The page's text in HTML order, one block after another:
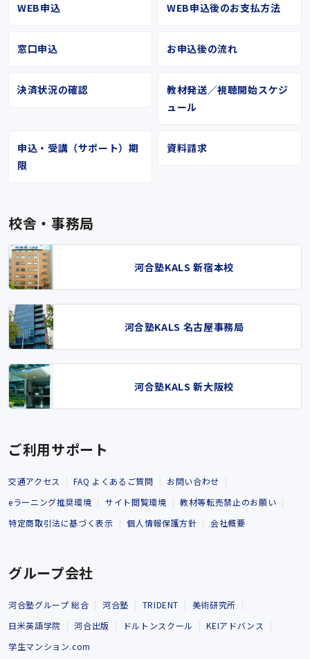
WEB申込 WEB申込後のお支払方法
窓口申込 お申込後の流れ
決済状況の確認
教材発送／視聴開始スケジ
ュール
申込・受講（サポート）期
限
資料請求
校舎・事務局
河合塾KALS 新宿本校
河合塾KALS 名古屋事務局
河合塾KALS 新大阪校
ご利用サポート
交通アクセス FAQ よくあるご質問
お問い合わせ
eラーニング推奨環境
サイト閲覧環境
教材等転売禁止のお願い
特定商取引法に基づく表示
個人情報保護方針 会社概要
グループ会社
河合塾グループ 総合 河合塾 TRIDENT
美術研究所
日米英語学院
河合出版 ドルトンスクール
KEIアドバンス
学生マンション.com